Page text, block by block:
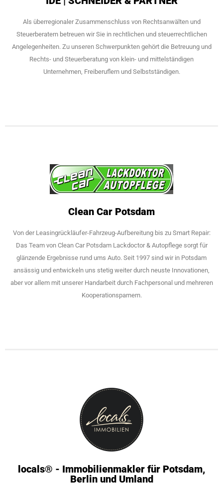
Als überregionaler Zusammenschluss von Rechtsanwälten und
Steuerberatern betreuen wir Sie in rechtlichen und steuerrechtlichen
Angelegenheiten. Zu unseren Schwerpunkten gehört die Betreuung und
Rechts- und Steuerberatung von klein- und mittelständigen
Unternehmen, Freiberuflern und Selbstständigen.
Clean Car Potsdam
Von der Leasingrückläufer-Fahrzeug-Aufbereitung bis zu Smart Repair:
Das Team von Clean Car Potsdam Lackdoctor & Autopflege sorgt für
glänzende Ergebnisse rund ums Auto. Seit 1997 sind wir in Potsdam
ansässig und entwickeln uns stetig weiter durch neuste Innovationen,
aber vor allem mit unserer Handarbeit durch Fachpersonal und mehreren
Kooperationsparnern.
locals® - Immobilienmakler für Potsdam,
Berlin und Umland